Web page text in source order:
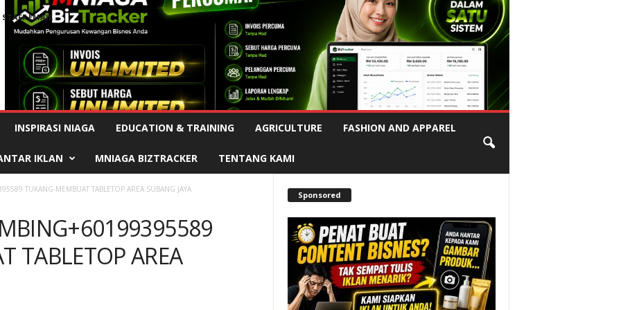
STAFF EMAIL
Advertisement
INSPIRASI NIAGA EDUCATION & TRAINING AGRICULTURE FASHION AND APPAREL
IKLAN MNIAGA BIZTRACKER TENTANG KAMI
TUKANG-MEMBUAT TABLETOP AREA SUBANG JAYA
TABLETOP AREA
Sponsored